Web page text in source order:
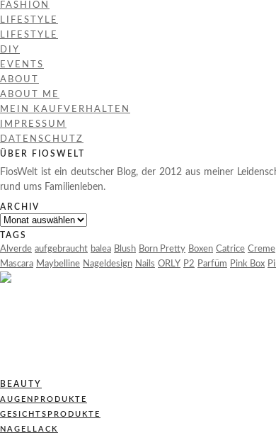
FASHION
LIFESTYLE
LIFESTYLE
DIY
EVENTS
ABOUT
ABOUT ME
MEIN KAUFVERHALTEN
IMPRESSUM
DATENSCHUTZ
ÜBER FIOSWELT
FiosWelt ist ein deutscher Blog, der 2012 aus meiner
rund ums Familienleben.
ARCHIV
Archiv
TAGS
Alverde aufgebraucht balea Blush Born Pretty Boxen Catrice Creme
Mascara Maybelline Nageldesign Nails ORLY P2 Parfüm Pink Box
BEAUTY
AUGENPRODUKTE
GESICHTSPRODUKTE
NAGELLACK